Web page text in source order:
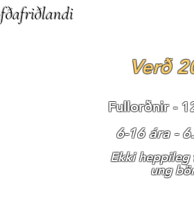
Verð
Fullorðnir -
6-16 ára -
Ekki heppileg
ung